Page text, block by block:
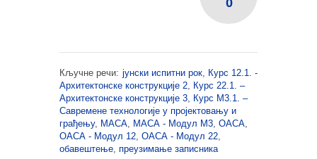
0
Кључне речи: јунски испитни рок, Курс 12.1. -
Архитектонске конструкције 2, Курс 22.1. –
Архитектонске конструкције 3, Курс М3.1. –
Савремене технологије у пројектовању и
грађењу, МАСА, МАСА - Модул М3, ОАСА,
ОАСА - Модул 12, ОАСА - Модул 22,
обавештење, преузимање записника